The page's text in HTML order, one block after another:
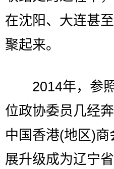
在沈阳、大连甚
聚起来。
2014年，参照
位政协委员几经
中国香港(地区)
展升级成为辽宁省